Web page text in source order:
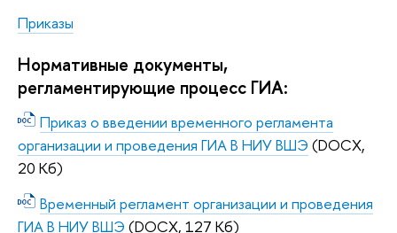
Приказы
Нормативные документы,
регламентирующие процесс ГИА:
Приказ о введении временного регламента
организации и проведения ГИА В НИУ ВШЭ (DOCX,
20 Кб)
Временный регламент организации и проведения
ГИА В НИУ ВШЭ (DOCX, 127 Кб)